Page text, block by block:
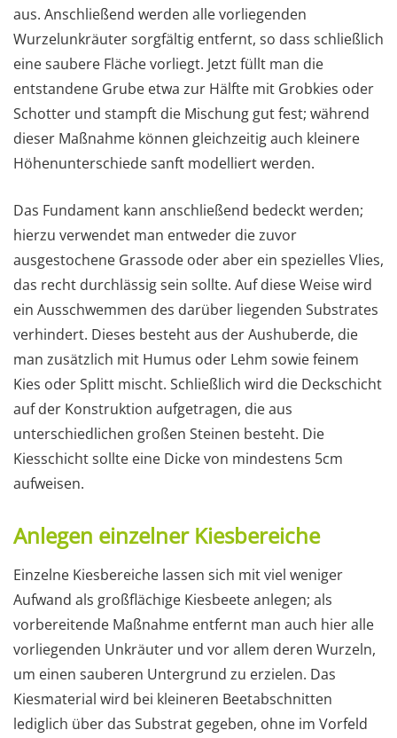
aus. Anschließend werden alle vorliegenden
Wurzelunkräuter sorgfältig entfernt, so dass schließlich
eine saubere Fläche vorliegt. Jetzt füllt man die
entstandene Grube etwa zur Hälfte mit Grobkies oder
Schotter und stampft die Mischung gut fest; während
dieser Maßnahme können gleichzeitig auch kleinere
Höhenunterschiede sanft modelliert werden.
Das Fundament kann anschließend bedeckt werden;
hierzu verwendet man entweder die zuvor
ausgestochene Grassode oder aber ein spezielles Vlies,
das recht durchlässig sein sollte. Auf diese Weise wird
ein Ausschwemmen des darüber liegenden Substrates
verhindert. Dieses besteht aus der Aushuberde, die
man zusätzlich mit Humus oder Lehm sowie feinem
Kies oder Splitt mischt. Schließlich wird die Deckschicht
auf der Konstruktion aufgetragen, die aus
unterschiedlichen großen Steinen besteht. Die
Kiesschicht sollte eine Dicke von mindestens 5cm
aufweisen.
Anlegen einzelner Kiesbereiche
Einzelne Kiesbereiche lassen sich mit viel weniger
Aufwand als großflächige Kiesbeete anlegen; als
vorbereitende Maßnahme entfernt man auch hier alle
vorliegenden Unkräuter und vor allem deren Wurzeln,
um einen sauberen Untergrund zu erzielen. Das
Kiesmaterial wird bei kleineren Beetabschnitten
lediglich über das Substrat gegeben, ohne im Vorfeld